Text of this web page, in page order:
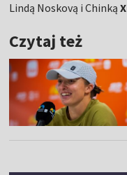
Lindą Noskovą i Chinką
Czytaj też